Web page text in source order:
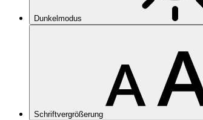
Dunkelmodus
Schriftvergrößerung